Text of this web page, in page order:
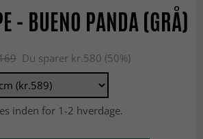
- BUENO PANDA (GRÅ)
Du sparer kr.580 (50%)
inden for 1-2 hverdage.